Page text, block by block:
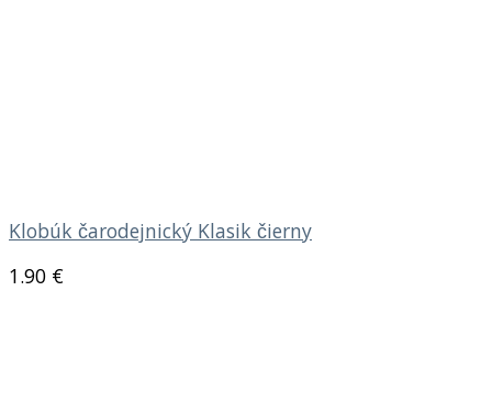
Klobúk čarodejnický Klasik čierny
1.90 €